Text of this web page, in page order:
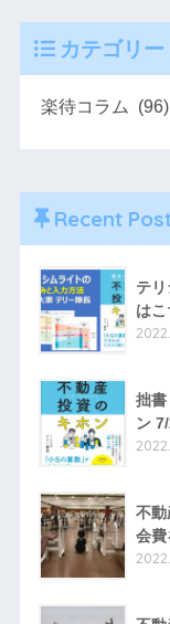
カテゴリー
Recent
テ
は
拙書
ン
不動
会費